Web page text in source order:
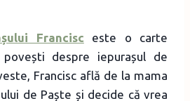
Francisc este o carte
despre iepurașul de
Francisc află de la mama
de Paște și decide că vrea